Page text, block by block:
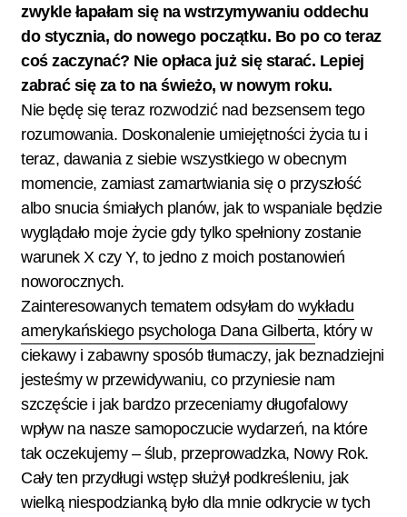
zwykle łapałam się na wstrzymywaniu oddechu
do stycznia, do nowego początku. Bo po co teraz
coś zaczynać? Nie opłaca już się starać. Lepiej
zabrać się za to na świeżo, w nowym roku.
Nie będę się teraz rozwodzić nad bezsensem tego
rozumowania. Doskonalenie umiejętności życia tu i
teraz, dawania z siebie wszystkiego w obecnym
momencie, zamiast zamartwiania się o przyszłość
albo snucia śmiałych planów, jak to wspaniale będzie
wyglądało moje życie gdy tylko spełniony zostanie
warunek X czy Y, to jedno z moich postanowień
noworocznych.
Zainteresowanych tematem odsyłam do wykładu
amerykańskiego psychologa Dana Gilberta, który w
ciekawy i zabawny sposób tłumaczy, jak beznadziejni
jesteśmy w przewidywaniu, co przyniesie nam
szczęście i jak bardzo przeceniamy długofalowy
wpływ na nasze samopoczucie wydarzeń, na które
tak oczekujemy – ślub, przeprowadzka, Nowy Rok.
Cały ten przydługi wstęp służył podkreśleniu, jak
wielką niespodzianką było dla mnie odkrycie w tych